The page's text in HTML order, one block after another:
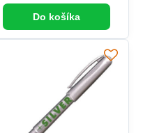
Do košíka